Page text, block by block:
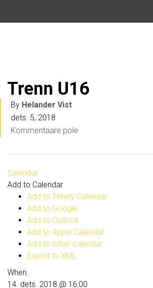
Trenn U16
By Helander Vist
dets. 5, 2018
Kommentaare pole
Calendar
Add to Calendar
Add to Timely Calendar
Add to Google
Add to Outlook
Add to Apple Calendar
Add to other calendar
Export to XML
When:
14. dets. 2018 @ 16:00